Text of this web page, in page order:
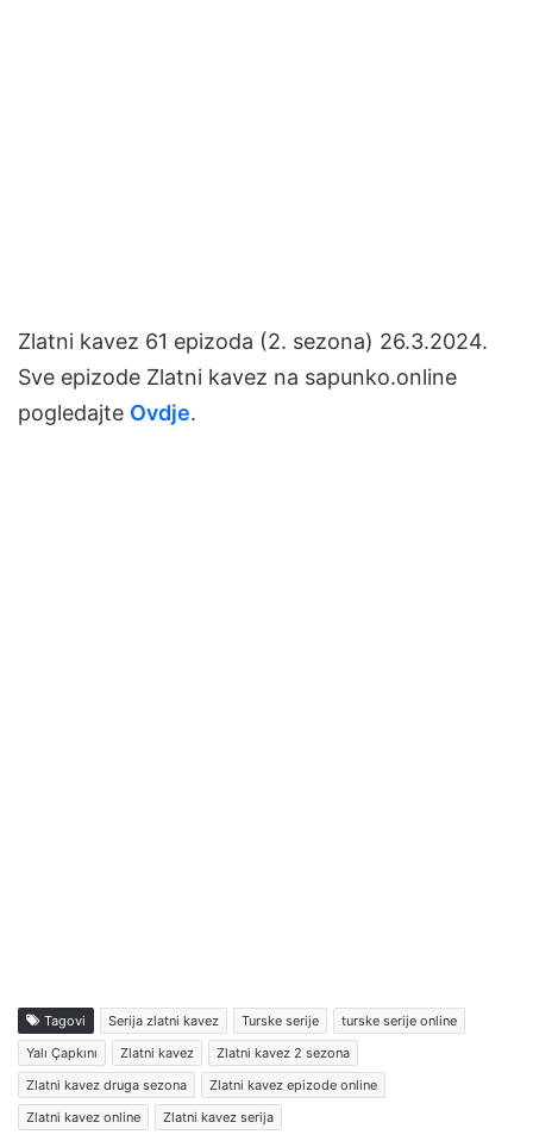
Zlatni kavez 61 epizoda (2. sezona) 26.3.2024.
Sve epizode Zlatni kavez na sapunko.online
pogledajte Ovdje.
Tagovi Serija zlatni kavez Turske serije
turske serije online
Yalı Çapkını
Zlatni kavez
Zlatni kavez 2 sezona
Zlatni kavez druga sezona
Zlatni kavez epizode online
Zlatni kavez online
Zlatni kavez serija